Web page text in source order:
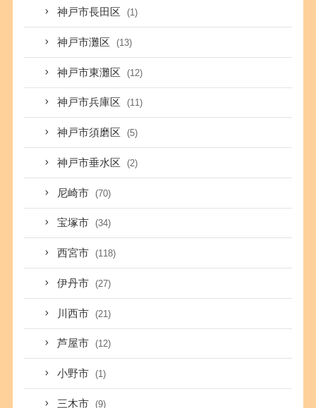
神戸市長田区 (1)
神戸市灘区 (13)
神戸市東灘区 (12)
神戸市兵庫区 (11)
神戸市須磨区 (5)
神戸市垂水区 (2)
尼崎市 (70)
宝塚市 (34)
西宮市 (118)
伊丹市 (27)
川西市 (21)
芦屋市 (12)
小野市 (1)
三木市 (9)